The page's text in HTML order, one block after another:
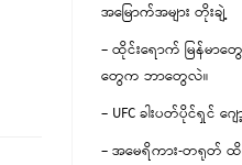
အမြောက်အများ တိုးချဲ့
– ထိုင်းရောက် မြန်မ
တွေက ဘာတွေလဲ။
– UFC ခါးပတ်ပိုင်ရှင်
– အမေရိကား-တရုတ်